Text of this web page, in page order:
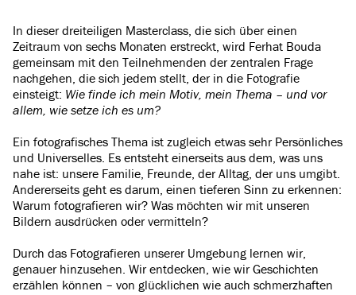
In dieser dreiteiligen Masterclass, die sich über einen
Zeitraum von sechs Monaten erstreckt, wird Ferhat Bouda
gemeinsam mit den Teilnehmenden der zentralen Frage
nachgehen, die sich jedem stellt, der in die Fotografie
einsteigt: Wie finde ich mein Motiv, mein Thema – und vor
allem, wie setze ich es um?
Ein fotografisches Thema ist zugleich etwas sehr Persönliches
und Universelles. Es entsteht einerseits aus dem, was uns
nahe ist: unsere Familie, Freunde, der Alltag, der uns umgibt.
Andererseits geht es darum, einen tieferen Sinn zu erkennen:
Warum fotografieren wir? Was möchten wir mit unseren
Bildern ausdrücken oder vermitteln?
Durch das Fotografieren unserer Umgebung lernen wir,
genauer hinzusehen. Wir entdecken, wie wir Geschichten
erzählen können – von glücklichen wie auch schmerzhaften